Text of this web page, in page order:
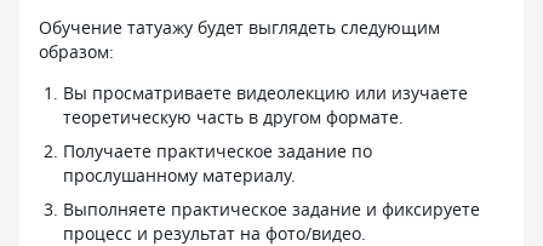
Обучение татуажу будет выглядеть следующим
образом:
Вы просматриваете видеолекцию или изучаете
теоретическую часть в другом формате.
Получаете практическое задание по
прослушанному материалу.
Выполняете практическое задание и фиксируете
процесс и результат на фото/видео.